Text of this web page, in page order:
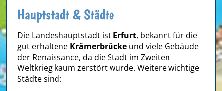
Hauptstadt & Städte
Die Landeshauptstadt ist Erfurt, bekannt für die
gut erhaltene Krämerbrücke und viele Gebäude
der Renaissance, da die Stadt im Zweiten
Weltkrieg kaum zerstört wurde. Weitere wichtige
Städte sind: